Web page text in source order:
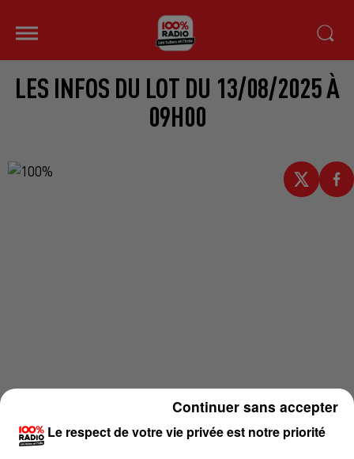
LES INFOS DU LOT DU 13/08/2025 À
09H00
Le respect de votre vie privée est notre priorité
Continuer sans accepter